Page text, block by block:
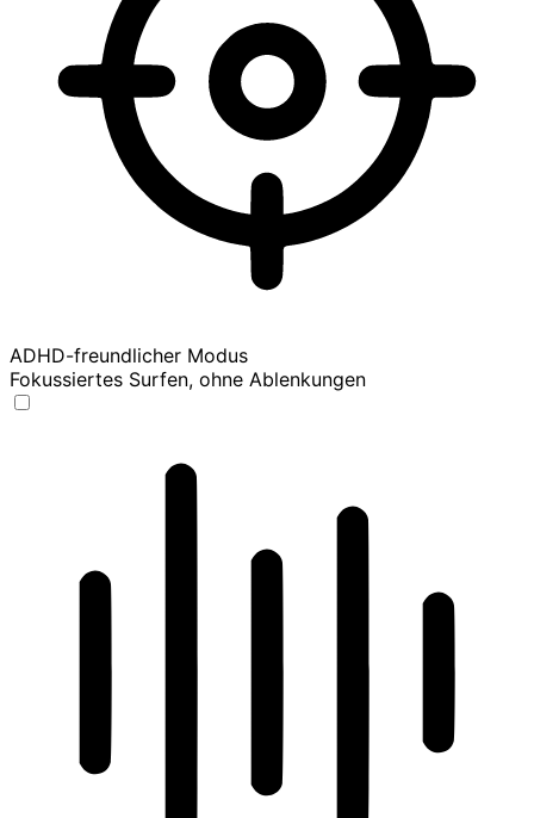
ADHD-freundlicher Modus
Fokussiertes Surfen, ohne Ablenkungen